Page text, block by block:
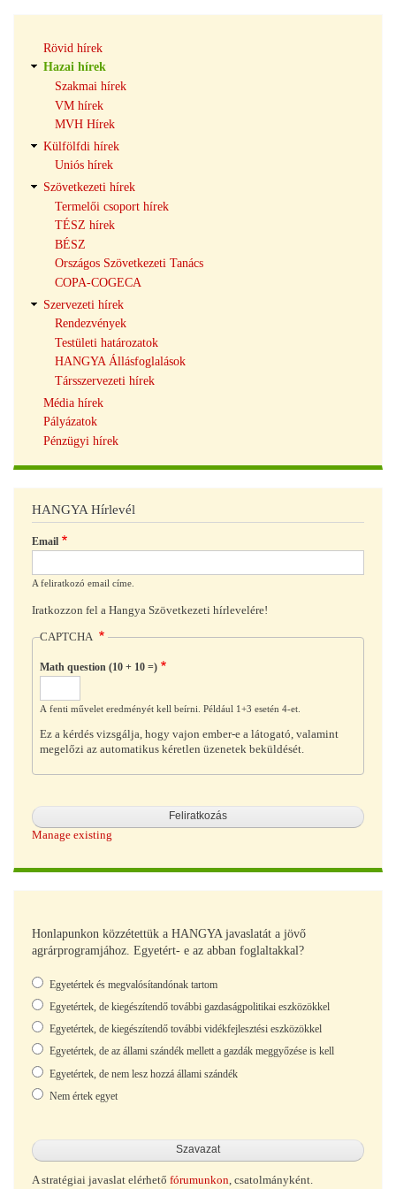
navigáció
Rövid hírek
Hazai hírek
Szakmai hírek
VM hírek
MVH Hírek
Külfölfdi hírek
Uniós hírek
Szövetkezeti hírek
Termelői csoport hírek
TÉSZ hírek
BÉSZ
Országos Szövetkezeti Tanács
COPA-COGECA
Szervezeti hírek
Rendezvények
Testületi határozatok
HANGYA Állásfoglalások
Társszervezeti hírek
Média hírek
Pályázatok
Pénzügyi hírek
HANGYA Hírlevél
Email
A feliratkozó email címe.
Iratkozzon fel a Hangya Szövetkezeti hírlevelére!
CAPTCHA
Math question (10 + 10 =)
A fenti művelet eredményét kell beírni. Például 1+3 esetén 4-et.
Ez a kérdés vizsgálja, hogy vajon ember-e a látogató, valamint
megelőzi az automatikus kéretlen üzenetek beküldését.
Manage existing
Honlapunkon közzétettük a HANGYA javaslatát a jövő
agrárprogramjához. Egyetért- e az abban foglaltakkal?
Választások
Egyetértek és megvalósítandónak tartom
Egyetértek, de kiegészítendő további gazdaságpolitikai eszközökkel
Egyetértek, de kiegészítendő további vidékfejlesztési eszközökkel
Egyetértek, de az állami szándék mellett a gazdák meggyőzése is kell
Egyetértek, de nem lesz hozzá állami szándék
Nem értek egyet
A stratégiai javaslat elérhető fórumunkon, csatolmányként.